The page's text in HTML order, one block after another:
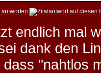
endlich mal
dank den
dass "nahtlos